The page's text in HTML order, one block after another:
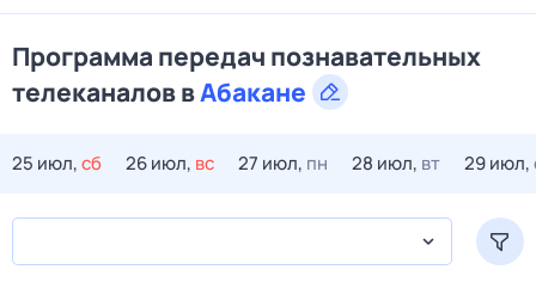
Программа передач познавательных
телеканалов вАбакане
25 июл,сб 26 июл, вс 27 июл, пн 28 июл, вт 29 июл,